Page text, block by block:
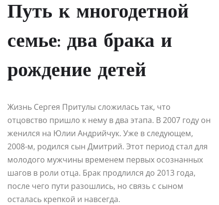
Путь к многодетной
семье: два брака и
рождение детей
Жизнь Сергея Притулы сложилась так, что
отцовство пришло к нему в два этапа. В 2007 году он
женился на Юлии Андрийчук. Уже в следующем,
2008-м, родился сын Дмитрий. Этот период стал для
молодого мужчины временем первых осознанных
шагов в роли отца. Брак продлился до 2013 года,
после чего пути разошлись, но связь с сыном
осталась крепкой и навсегда.